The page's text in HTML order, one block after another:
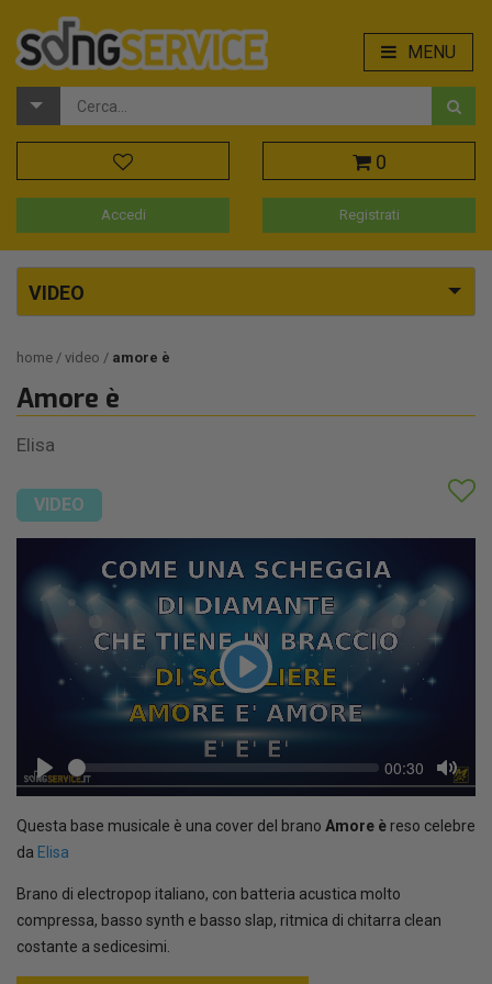
MENU
0
Accedi Registrati
VIDEO
home video amore è
Amore è
Elisa
VIDEO
Play
Play
Seek Current
time
00:30
Mute
Questa base musicale è una cover del brano Amore è reso celebre
da Elisa
Brano di electropop italiano, con batteria acustica molto
compressa, basso synth e basso slap, ritmica di chitarra clean
costante a sedicesimi.